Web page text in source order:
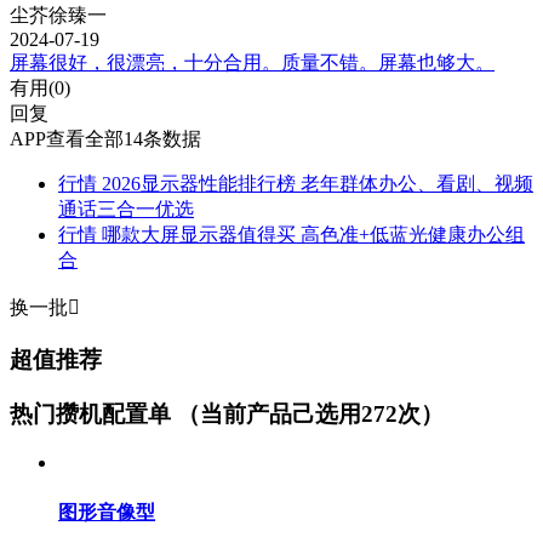
尘芥徐臻一
2024-07-19
屏幕很好，很漂亮，十分合用。质量不错。屏幕也够大。
有用(0)
回复
APP查看全部14条数据
行情 2026显示器性能排行榜 老年群体办公、看剧、视频
通话三合一优选
行情 哪款大屏显示器值得买 高色准+低蓝光健康办公组
合
换一批
超值推荐
热门攒机配置单 （当前产品己选用272次）
图形音像型